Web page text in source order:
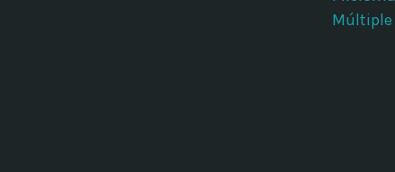
Múltiple